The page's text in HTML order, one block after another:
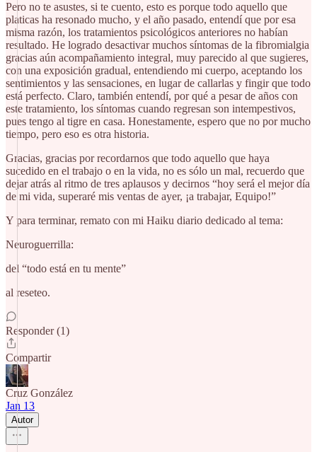
Pero no te asustes, si te cuento, esto es porque todo aquello que
platicas ha resonado mucho, y el año pasado, entendí que por esa
misma razón, los tratamientos psicológicos anteriores no habían
resultado. He logrado desactivar muchos síntomas de la fibromialgia
gracias aún acompañamiento integral, muy parecido al que sugieres,
con una exposición gradual, entendiendo mi cuerpo, aceptando los
sentimientos y las sensaciones, en lugar de callarlas y fingir que todo
está perfecto. Claro, también entendí, por qué a pesar de años con
este tratamiento, los síntomas cuando regresan son intempestivos,
pues tengo al tigre en casa. Honestamente, espero que no por mucho
tiempo, pero eso es otra historia.
Gracias, gracias por recordarnos que todo aquello que haya
sucedido en el trabajo o en la vida, no es sólo un mal, recuerdo que
dejar atrás al ritmo de tres aplausos y decirnos “hoy será el mejor día
de mi vida, superaré mis ventas de ayer, ¡a trabajar, Equipo!”
Y para terminar, remato con mi Haiku diario dedicado al tema:
Neuroguerrilla:
del “todo está en tu mente”
al reseteo.
Responder (1)
Compartir
Cruz González
Jan 13
Autor